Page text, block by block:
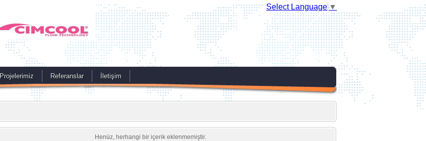
Select Language▼
Projelerimiz Referanslar İletişim
Henüz, herhangi bir içerik eklenmemiştir.